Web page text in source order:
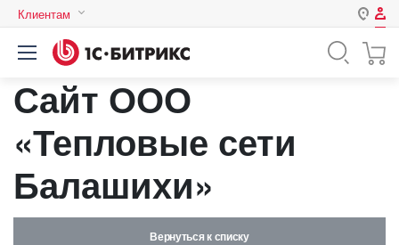
Клиентам
Авторизация
Нет аккаунта?
Логин
Пароль
Сайт ООО
«Тепловые сети
Балашихи»
Вернуться к списку